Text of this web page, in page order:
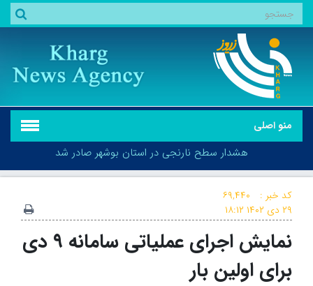
منو اصلی
هشدار سطح نارنجی در استان بوشهر صادر شد
هشدار سطح نارنجی در استان بوشهر صادر شد
کد خبر :
۶۹,۴۴۰
۲۹ دی ۱۴۰۲
۱۸:۱۲
نمایش اجرای عملیاتی سامانه ۹ دی
برای اولین بار